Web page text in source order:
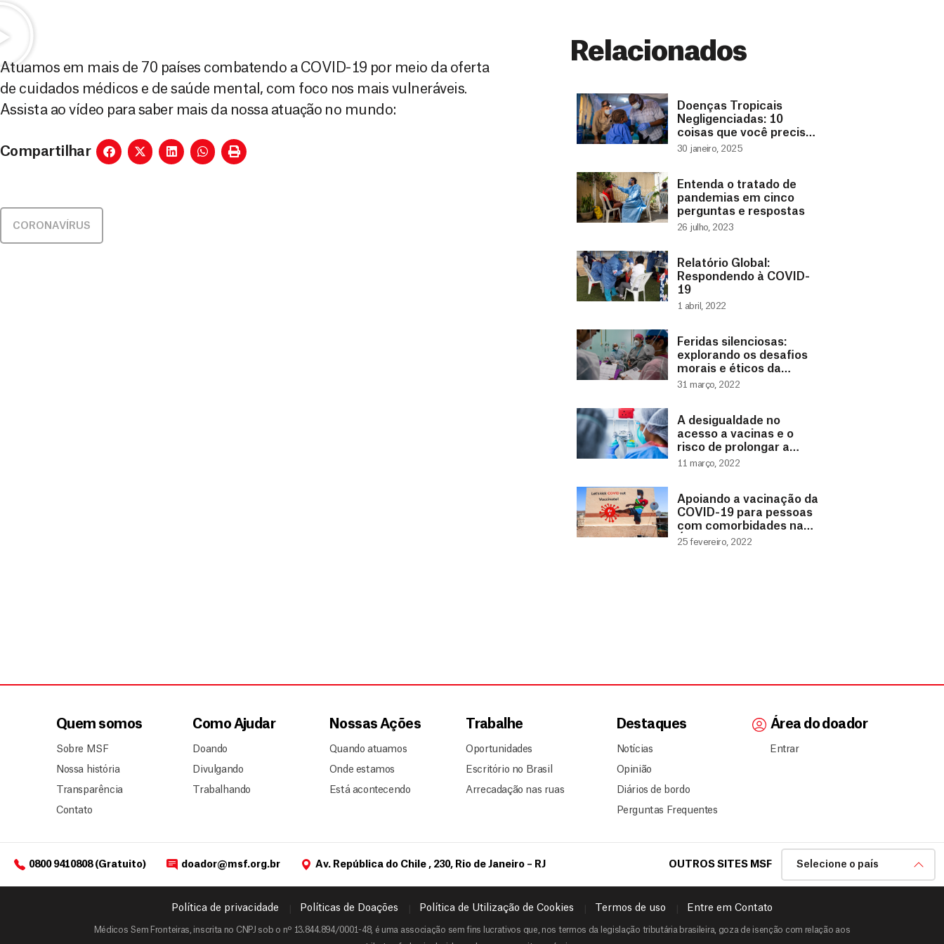
Atuamos em mais de 70 países combatendo a COVID-19 por meio da oferta
de cuidados médicos e de saúde mental, com foco nos mais vulneráveis.
Assista ao vídeo para saber mais da nossa atuação no mundo:
Compartilhar
CORONAVÍRUS
Relacionados
Doenças Tropicais
Negligenciadas: 10
coisas que você precisa
saber
30 janeiro, 2025
Entenda o tratado de
pandemias em cinco
perguntas e respostas
26 julho, 2023
Relatório Global:
Respondendo à COVID-
19
1 abril, 2022
Feridas silenciosas:
explorando os desafios
morais e éticos da
COVID-19
31 março, 2022
A desigualdade no
acesso a vacinas e o
risco de prolongar a
pandemia
11 março, 2022
Apoiando a vacinação da
COVID-19 para pessoas
com comorbidades na
África do Sul
25 fevereiro, 2022
Quem somos
Sobre MSF
Nossa história
Transparência
Contato
Como Ajudar
Doando
Divulgando
Trabalhando
Nossas Ações
Quando atuamos
Onde estamos
Está acontecendo
Trabalhe
Oportunidades
Escritório no Brasil
Arrecadação nas ruas
Destaques
Notícias
Opinião
Diários de bordo
Perguntas Frequentes
Área do doador
Entrar
0800 9410808 (Gratuito) doador@msf.org.br Av. República do Chile , 230, Rio de Janeiro – RJ OUTROS SITES MSF Selecione o país
Política de privacidade Políticas de Doações Política de Utilização de Cookies Termos de uso Entre em Contato
Médicos Sem Fronteiras, inscrita no CNPJ sob o nº 13.844.894/0001-48, é uma associação sem fins lucrativos que, nos termos da legislação tributária brasileira, goza de isenção com relação aos